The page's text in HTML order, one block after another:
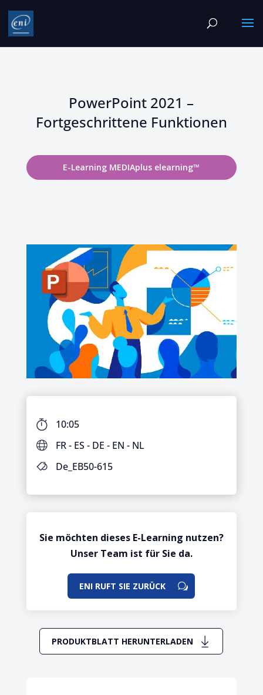
PowerPoint 2021 –
Fortgeschrittene Funktionen
E-Learning MEDIAplus elearning™
10:05
FR - ES - DE - EN - NL
De_EB50-615
Sie möchten dieses E-Learning nutzen?
Unser Team ist für Sie da.
ENI RUFT SIE ZURÜCK
PRODUKTBLATT HERUNTERLADEN